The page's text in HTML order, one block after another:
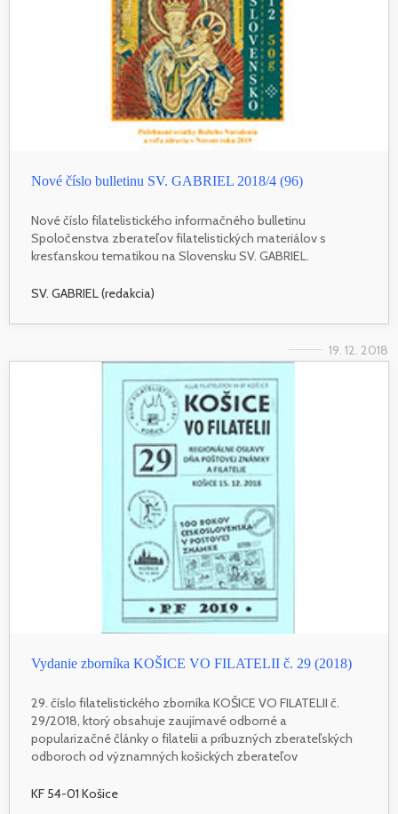
Nové číslo bulletinu SV. GABRIEL 2018/4 (96)
Nové číslo filatelistického informačného bulletinu
Spoločenstva zberateľov filatelistických materiálov s
kresťanskou tematikou na Slovensku SV. GABRIEL.
SV. GABRIEL (redakcia)
19. 12. 2018
Vydanie zborníka KOŠICE VO FILATELII č. 29 (2018)
29. číslo filatelistického zborníka KOŠICE VO FILATELII č.
29/2018, ktorý obsahuje zaujímavé odborné a
popularizačné články o filatelii a príbuzných zberateľských
odboroch od významných košických zberateľov
KF 54-01 Košice